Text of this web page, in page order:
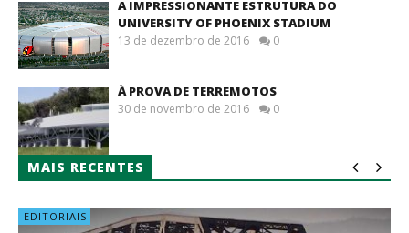
A IMPRESSIONANTE ESTRUTURA DO
UNIVERSITY OF PHOENIX STADIUM
13 de dezembro de 2016 0
À PROVA DE TERREMOTOS
30 de novembro de 2016 0
MAIS RECENTES
EDITORIAIS